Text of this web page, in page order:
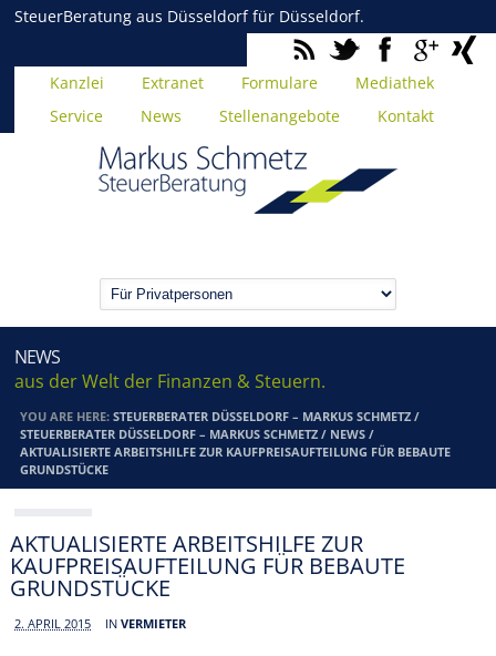
SteuerBeratung aus Düsseldorf für Düsseldorf.
Kanzlei Extranet Formulare
Mediathek
Service
News Stellenangebote Kontakt
NEWS
aus der Welt der Finanzen & Steuern.
YOU ARE HERE:STEUERBERATER DÜSSELDORF – MARKUS SCHMETZ /
STEUERBERATER DÜSSELDORF – MARKUS SCHMETZ / NEWS /
AKTUALISIERTE ARBEITSHILFE ZUR KAUFPREISAUFTEILUNG FÜR BEBAUTE
GRUNDSTÜCKE
AKTUALISIERTE ARBEITSHILFE ZUR
KAUFPREISAUFTEILUNG FÜR BEBAUTE
GRUNDSTÜCKE
2. APRIL 2015 INVERMIETER